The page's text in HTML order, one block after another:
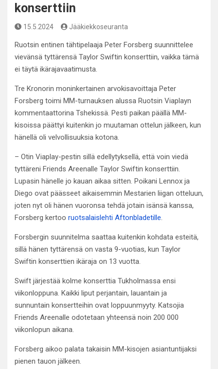
konserttiin
15.5.2024 Jääkiekkoseuranta
Ruotsin entinen tähtipelaaja Peter Forsberg suunnittelee
vievänsä tyttärensä Taylor Swiftin konserttiin, vaikka tämä
ei täytä ikärajavaatimusta.
Tre Kronorin moninkertainen arvokisavoittaja Peter
Forsberg toimi MM-turnauksen alussa Ruotsin Viaplayn
kommentaattorina Tshekissä. Pesti paikan päällä MM-
kisoissa päättyi kuitenkin jo muutaman ottelun jälkeen, kun
hänellä oli velvollisuuksia kotona.
– Otin Viaplay-pestin sillä edellytyksellä, että voin viedä
tyttäreni Friends Areenalle Taylor Swiftin konserttiin.
Lupasin hänelle jo kauan aikaa sitten. Poikani Lennox ja
Diego ovat päässeet aikaisemmin Mestarien liigan otteluun,
joten nyt oli hänen vuoronsa tehdä jotain isänsä kanssa,
Forsberg kertoo ruotsalaislehti Aftonbladetille.
Forsbergin suunnitelma saattaa kuitenkin kohdata esteitä,
sillä hänen tyttärensä on vasta 9-vuotias, kun Taylor
Swiftin konserttien ikäraja on 13 vuotta.
Swift järjestää kolme konserttia Tukholmassa ensi
viikonloppuna. Kaikki liput perjantain, lauantain ja
sunnuntain konsertteihin ovat loppuunmyyty. Katsojia
Friends Areenalle odotetaan yhteensä noin 200 000
viikonlopun aikana.
Forsberg aikoo palata takaisin MM-kisojen asiantuntijaksi
pienen tauon jälkeen.